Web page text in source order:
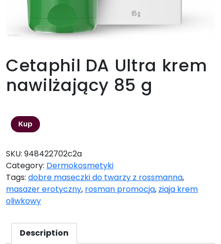
Cetaphil DA Ultra krem
nawilżający 85 g
Kup
SKU: 948422702c2a
Category: Dermokosmetyki
Tags: dobre maseczki do twarzy z rossmanna,
masazer erotyczny, rosman promocja, ziaja krem
oliwkowy
Description